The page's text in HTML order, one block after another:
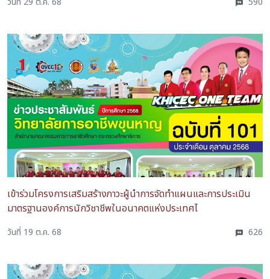
เข้าร่วมโครงการเสริมสร้างภาวะผู้นำการจัดทำแผนและการประเมิน
มาตรฐานองค์การนักวิชาชีพในอนาคตแห่งประเทศไ
วันที่ 19 ต.ค. 68 626